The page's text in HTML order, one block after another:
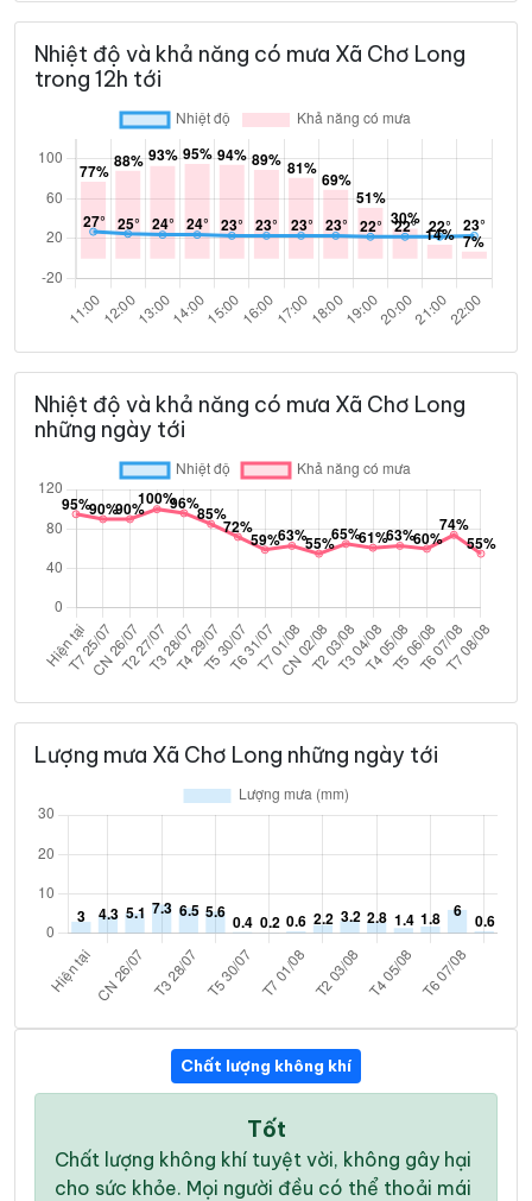
Nhiệt độ và khả năng có mưa Xã Chơ Long
trong 12h tới
Nhiệt độ và khả năng có mưa Xã Chơ Long
những ngày tới
Lượng mưa Xã Chơ Long những ngày tới
Chất lượng không khí
Tốt
Chất lượng không khí tuyệt vời, không gây hại
cho sức khỏe. Mọi người đều có thể thoải mái